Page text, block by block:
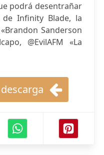
podrá desentrañar
Infinity Blade, la
Sanderson
@EvilAFM «La